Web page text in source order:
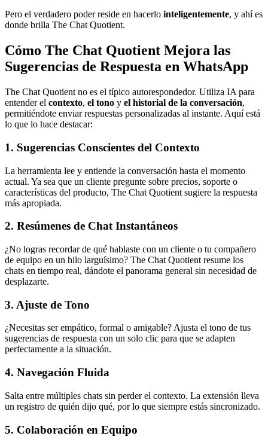
Pero el verdadero poder reside en hacerlo inteligentemente, y ahí es
donde brilla The Chat Quotient.
Cómo The Chat Quotient Mejora las
Sugerencias de Respuesta en WhatsApp
The Chat Quotient no es el típico autorespondedor. Utiliza IA para
entender el contexto, el tono y el historial de la conversación,
permitiéndote enviar respuestas personalizadas al instante. Aquí está
lo que lo hace destacar:
1. Sugerencias Conscientes del Contexto
La herramienta lee y entiende la conversación hasta el momento
actual. Ya sea que un cliente pregunte sobre precios, soporte o
características del producto, The Chat Quotient sugiere la respuesta
más apropiada.
2. Resúmenes de Chat Instantáneos
¿No logras recordar de qué hablaste con un cliente o tu compañero
de equipo en un hilo larguísimo? The Chat Quotient resume los
chats en tiempo real, dándote el panorama general sin necesidad de
desplazarte.
3. Ajuste de Tono
¿Necesitas ser empático, formal o amigable? Ajusta el tono de tus
sugerencias de respuesta con un solo clic para que se adapten
perfectamente a la situación.
4. Navegación Fluida
Salta entre múltiples chats sin perder el contexto. La extensión lleva
un registro de quién dijo qué, por lo que siempre estás sincronizado.
5. Colaboración en Equipo